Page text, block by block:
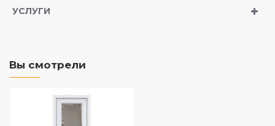
УСЛУГИ
Вы смотрели